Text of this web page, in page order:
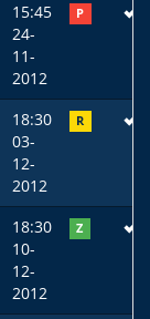
15:45
24-
11-
2012
P
18:30
03-
12-
2012
R
18:30
10-
12-
2012
Z